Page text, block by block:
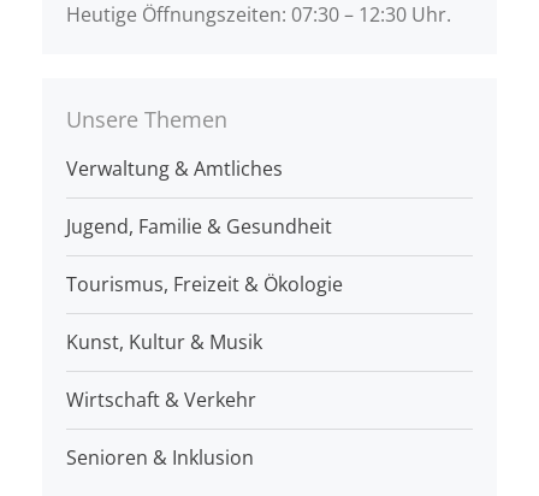
Heutige Öffnungszeiten: 07:30 – 12:30 Uhr.
Unsere Themen
Verwaltung & Amtliches
Jugend, Familie & Gesundheit
Tourismus, Freizeit & Ökologie
Kunst, Kultur & Musik
Wirtschaft & Verkehr
Senioren & Inklusion